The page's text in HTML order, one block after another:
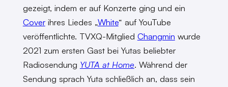
gezeigt, indem er auf Konzerte ging und ein
Coverihres Liedes „White“ auf YouTube
veröffentlichte. TVXQ-Mitglied Changmin wurde
2021 zum ersten Gast bei Yutas beliebter
Radiosendung YUTA at Home. Während der
Sendung sprach Yuta schließlich an, dass sein